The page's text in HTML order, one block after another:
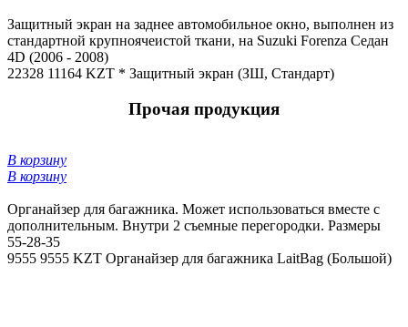
Защитный экран на заднее автомобильное окно, выполнен из
стандартной крупноячеистой ткани, на Suzuki Forenza Седан
4D (2006 - 2008)
22328 11164 KZT * Защитный экран (ЗШ, Стандарт)
Прочая продукция
В корзину
В корзину
Органайзер для багажника. Может использоваться вместе с
дополнительным. Внутри 2 съемные перегородки. Размеры
55-28-35
9555 9555 KZT Органайзер для багажника LaitBag (Большой)